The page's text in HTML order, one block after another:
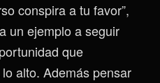
conspira a tu favor”,
un ejemplo a seguir
que
alto. Además pensar